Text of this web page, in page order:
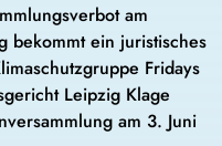
am
bekommt ein juristisches
Fridays
Leipzig Klage
am 3. Juni